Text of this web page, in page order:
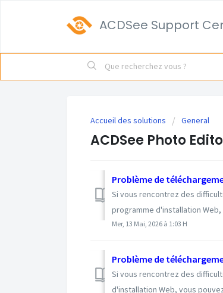
ACDSee Support
Accueil des solutions General
ACDSee Photo
Problème de
Si vous rencontrez des
programme d'installation
Mer, 13 Mai, 2026 à 1:03 H
Problème de
Si vous rencontrez des
d'installation Web, vous